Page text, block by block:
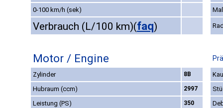
0-100 km/h (sek)
Verbrauch (L/100 km)(faq)
Motor / Engine
Zylinder 8B
Hubraum (ccm)
2997
Leistung (PS)
350